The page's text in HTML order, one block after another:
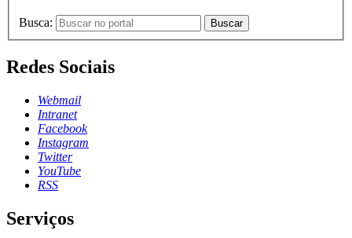
Busca: Buscar
Redes Sociais
Webmail
Intranet
Facebook
Instagram
Twitter
YouTube
RSS
Serviços